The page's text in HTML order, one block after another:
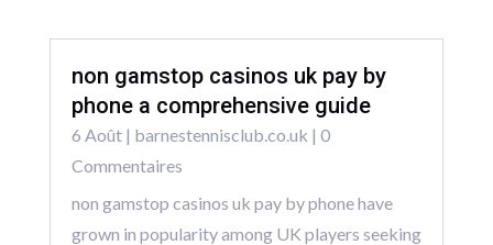
non gamstop casinos uk pay by
phone a comprehensive guide
6 Août| barnestennisclub.co.uk | 0
Commentaires
non gamstop casinos uk pay by phone have
grown in popularity among UK players seeking